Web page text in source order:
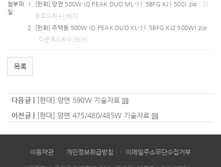
첨부파
일
[한화] 양면 500W (Q.PEAK DUO ML-11.5BFG KJ1 500).zip
다
운로드횟수[967]
[한화] 주택용 500W (Q.PEAK DUO XL-11.5BFG KJ2 500W).zip
다운로드횟수[969]
목록
다음글 |
[현대] 양면 590W 기술자료
이전글 |
[현대] 양면 475/480/485W 기술자료
이용약관 개인정보취급방침 이메일주소무단수집거부